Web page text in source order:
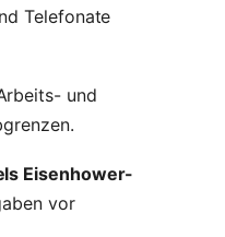
Telefonate
und
Eisenhower-
vor